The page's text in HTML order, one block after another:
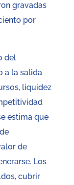
gravadas
por
del
a la salida
liquidez
estima que
de
Los
cubrir